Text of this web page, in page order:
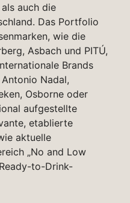
auch die
Das Portfolio
wie die
Asbach und PITÚ,
Brands
Nadal,
Osborne oder
aufgestellte
etablierte
aktuelle
„No and Low
to-Drink-